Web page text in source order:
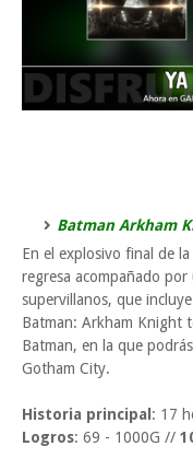
Batman Arkham
En el explosivo final de
regresa acompañado
supervillanos, que
Batman: Arkham Knight
Batman, en la que
Gotham City.
Historia principal: 17
Logros: 69 - 1000G //